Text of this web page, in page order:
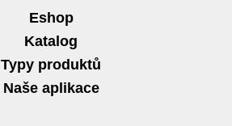
Eshop
Katalog
Typy produktů
Naše aplikace